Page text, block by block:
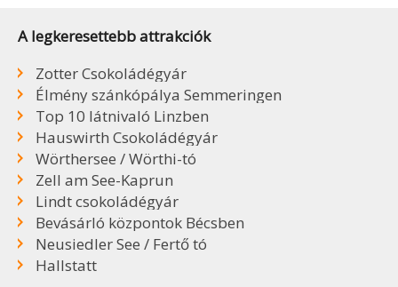
A legkeresettebb attrakciók
Zotter Csokoládégyár
Élmény szánkópálya Semmeringen
Top 10 látnivaló Linzben
Hauswirth Csokoládégyár
Wörthersee / Wörthi-tó
Zell am See-Kaprun
Lindt csokoládégyár
Bevásárló központok Bécsben
Neusiedler See / Fertő tó
Hallstatt